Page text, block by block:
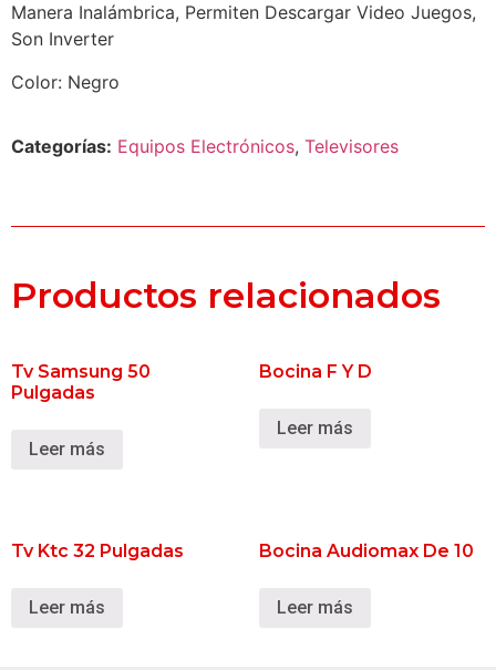
Manera Inalámbrica, Permiten Descargar Video Juegos,
Son Inverter
Color: Negro
Categorías: Equipos Electrónicos, Televisores
Productos relacionados
Tv Samsung 50
Pulgadas
Leer más
Bocina F Y D
Leer más
Tv Ktc 32 Pulgadas
Leer más
Bocina Audiomax De 10
Leer más